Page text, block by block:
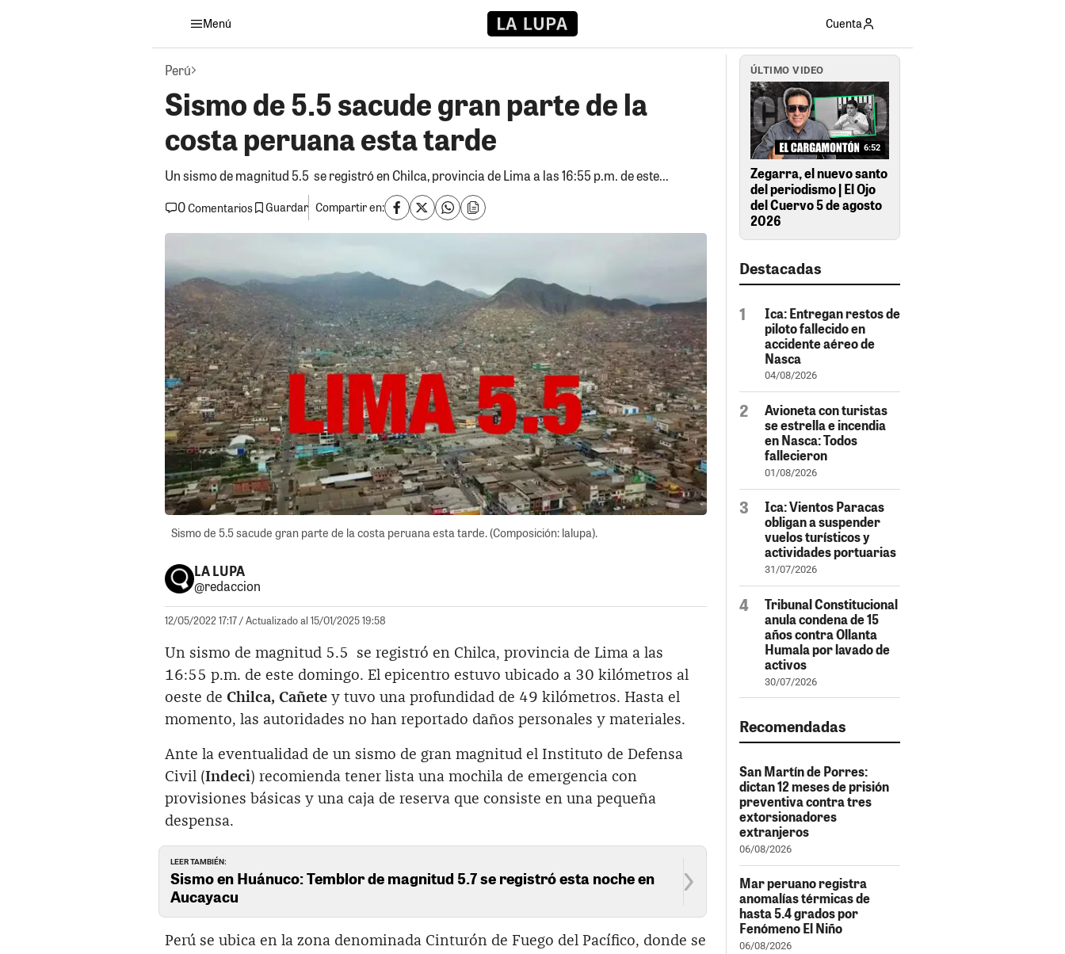
Menú Cuenta
Perú
Sismo de 5.5 sacude gran parte de la
costa peruana esta tarde
Un sismo de magnitud 5.5 se registró en Chilca, provincia de Lima a las 16:55 p.m. de este...
0Comentarios Guardar Compartir en:
Sismo de 5.5 sacude gran parte de la costa peruana esta tarde. (Composición: lalupa).
LA LUPA
@redaccion
12/05/2022 17:17/ Actualizado al 15/01/2025 19:58
Un sismo de magnitud 5.5 se registró en Chilca, provincia de Lima a las
16:55 p.m. de este domingo. El epicentro estuvo ubicado a 30 kilómetros al
oeste de Chilca, Cañete y tuvo una profundidad de 49 kilómetros. Hasta el
momento, las autoridades no han reportado daños personales y materiales.
Ante la eventualidad de un sismo de gran magnitud el Instituto de Defensa
Civil (Indeci) recomienda tener lista una mochila de emergencia con
provisiones básicas y una caja de reserva que consiste en una pequeña
despensa.
LEER TAMBIÉN:
Sismo en Huánuco: Temblor de magnitud 5.7 se registró esta noche en
Aucayacu
Perú se ubica en la zona denominada Cinturón de Fuego del Pacífico, donde se
ÚLTIMO VIDEO
6:52
Zegarra, el nuevo santo
del periodismo | El Ojo
del Cuervo 5 de agosto
2026
Destacadas
Ica: Entregan restos de
piloto fallecido en
accidente aéreo de
Nasca
04/08/2026
Avioneta con turistas
se estrella e incendia
en Nasca: Todos
fallecieron
01/08/2026
Ica: Vientos Paracas
obligan a suspender
vuelos turísticos y
actividades portuarias
31/07/2026
Tribunal Constitucional
anula condena de 15
años contra Ollanta
Humala por lavado de
activos
30/07/2026
Recomendadas
San Martín de Porres:
dictan 12 meses de prisión
preventiva contra tres
extorsionadores
extranjeros
06/08/2026
Mar peruano registra
anomalías térmicas de
hasta 5.4 grados por
Fenómeno El Niño
06/08/2026